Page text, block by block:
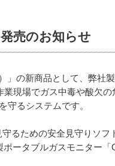
売のお知らせ
」の新商品として、弊社
現場でガス中毒や酸欠の
守るシステムです。
るための安全見守りソフ
ータブルガスモニター「